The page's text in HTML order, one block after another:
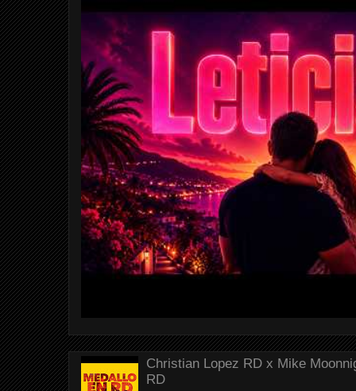
Christian Lopez RD x Mike
RD